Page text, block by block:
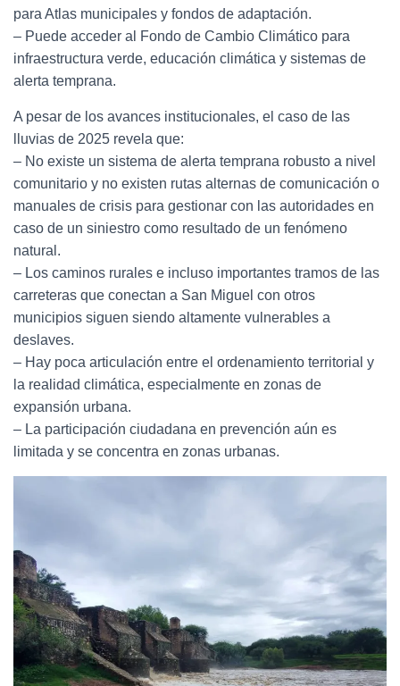
para Atlas municipales y fondos de adaptación.
– Puede acceder al Fondo de Cambio Climático para
infraestructura verde, educación climática y sistemas de
alerta temprana.
A pesar de los avances institucionales, el caso de las
lluvias de 2025 revela que:
– No existe un sistema de alerta temprana robusto a nivel
comunitario y no existen rutas alternas de comunicación o
manuales de crisis para gestionar con las autoridades en
caso de un siniestro como resultado de un fenómeno
natural.
– Los caminos rurales e incluso importantes tramos de las
carreteras que conectan a San Miguel con otros
municipios siguen siendo altamente vulnerables a
deslaves.
– Hay poca articulación entre el ordenamiento territorial y
la realidad climática, especialmente en zonas de
expansión urbana.
– La participación ciudadana en prevención aún es
limitada y se concentra en zonas urbanas.